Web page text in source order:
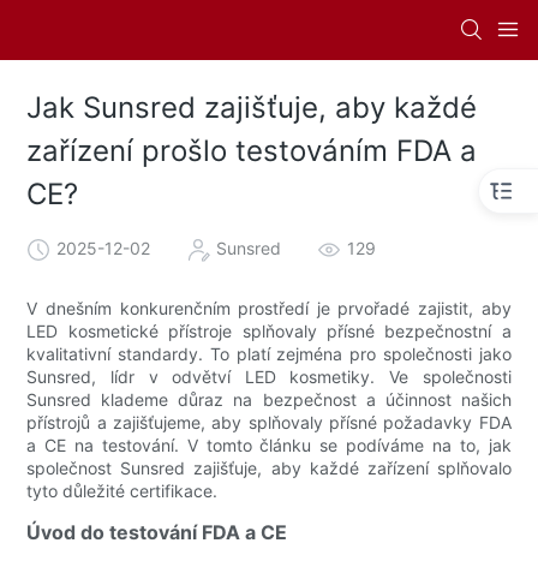
Jak Sunsred zajišťuje, aby každé
zařízení prošlo testováním FDA a
CE?
2025-12-02 Sunsred 129
V dnešním konkurenčním prostředí je prvořadé zajistit, aby
LED kosmetické přístroje splňovaly přísné bezpečnostní a
kvalitativní standardy. To platí zejména pro společnosti jako
Sunsred, lídr v odvětví LED kosmetiky. Ve společnosti
Sunsred klademe důraz na bezpečnost a účinnost našich
přístrojů a zajišťujeme, aby splňovaly přísné požadavky FDA
a CE na testování. V tomto článku se podíváme na to, jak
společnost Sunsred zajišťuje, aby každé zařízení splňovalo
tyto důležité certifikace.
Úvod do testování FDA a CE